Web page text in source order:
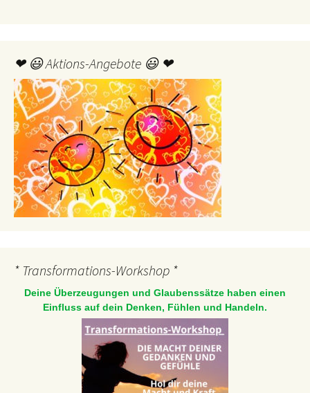
❤ 😃 Aktions-Angebote 😃 ❤
* Transformations-Workshop *
Deine Überzeugungen und Glaubenssätze haben einen
Einfluss auf dein Denken, Fühlen und Handeln.